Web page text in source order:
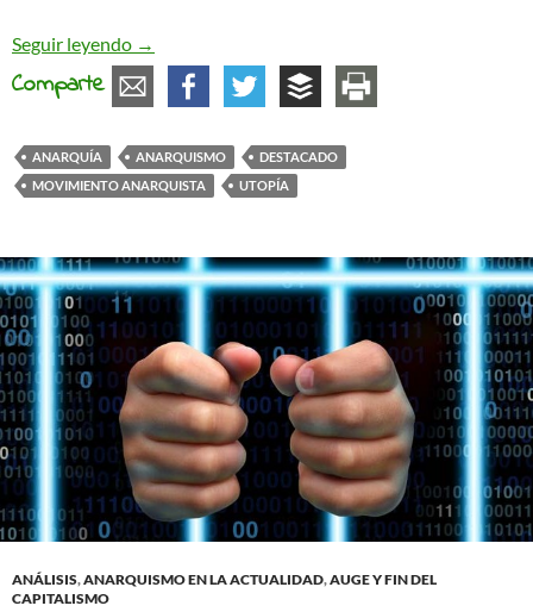
Seguir leyendo La anarquía no es utopía
→
Comparte
ANARQUÍA ANARQUISMO
DESTACADO
MOVIMIENTO ANARQUISTA
UTOPÍA
ANÁLISIS,ANARQUISMO EN LA ACTUALIDAD,AUGE Y FIN DEL
CAPITALISMO